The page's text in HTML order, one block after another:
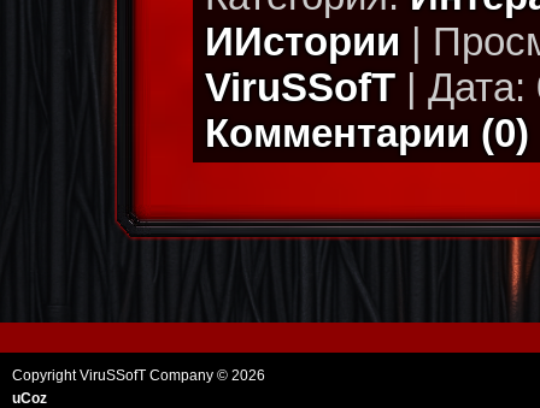
ИИстории |
ViruSSofT | Дата:
Комментарии (0)
Copyright ViruSSofT Company © 2026
uCoz